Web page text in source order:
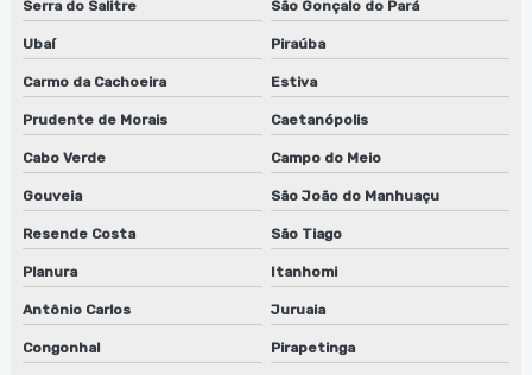
Serra do Salitre São Gonçalo do Pará
Ubaí Piraúba
Carmo da Cachoeira Estiva
Prudente de Morais Caetanópolis
Cabo Verde Campo do Meio
Gouveia São João do Manhuaçu
Resende Costa São Tiago
Planura Itanhomi
Antônio Carlos Juruaia
Congonhal Pirapetinga